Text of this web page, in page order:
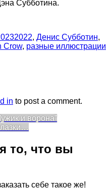
Субботина.
2022, Денис Субботин,
Crow, разные иллюстрации
in to post a comment.
и ворона”
то, что вы
себе такое же!